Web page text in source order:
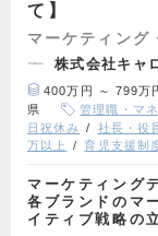
て】
マーケティング
株式会社キャ
400万円 ～ 799万
県
管理職・マ
日祝休み
社長・役
万以上
育児支援制
マーケティング
各ブランドのマ
イティブ戦略の